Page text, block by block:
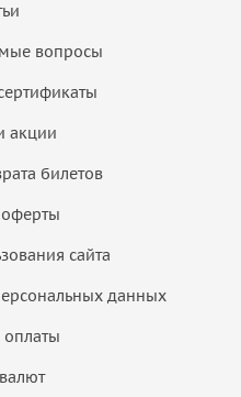
вопросы
акции
билетов
сайта
данных